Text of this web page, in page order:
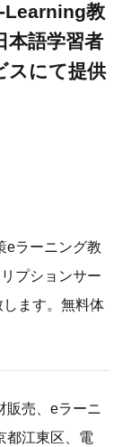
Learning教
本語学習者
スにて提供
eラーニング教
プションサー
ます。無料体
販売、eラーニ
都江東区、電